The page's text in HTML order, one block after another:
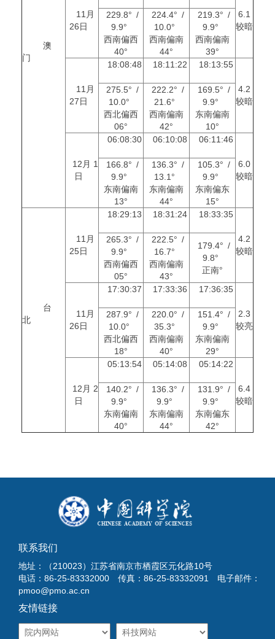
澳
门
11月
26日
6.1
较暗
229.8° /
9.9°
西南偏西
40°
224.4° /
10.0°
西南偏南
44°
219.3° /
9.9°
西南偏南
39°
11月
27日
18:08:48 18:11:22 18:13:55
4.2
较暗
275.5° /
10.0°
西北偏西
06°
222.2° /
21.6°
西南偏南
42°
169.5° /
9.9°
东南偏南
10°
12月 1
日
06:08:30 06:10:08 06:11:46
6.0
较暗
166.8° /
9.9°
东南偏南
13°
136.3° /
13.1°
东南偏南
44°
105.3° /
9.9°
东南偏东
15°
台
北
11月
25日
18:29:13 18:31:24 18:33:35
4.2
较暗
265.3° /
9.9°
西南偏西
05°
222.5° /
16.7°
西南偏南
43°
179.4° /
9.8°
正南°
11月
26日
17:30:37 17:33:36 17:36:35
2.3
较亮
287.9° /
10.0°
西北偏西
18°
220.0° /
35.3°
西南偏南
40°
151.4° /
9.9°
东南偏南
29°
12月 2
日
05:13:54 05:14:08 05:14:22
6.4
较暗
140.2° /
9.9°
东南偏南
40°
136.3° /
9.9°
东南偏南
44°
131.9° /
9.9°
东南偏东
42°
联系我们
地址：（210023）江苏省南京市栖霞区元化路10号
电话：86-25-83332000 传真：86-25-83332091 电子邮件：
pmoo@pmo.ac.cn
友情链接